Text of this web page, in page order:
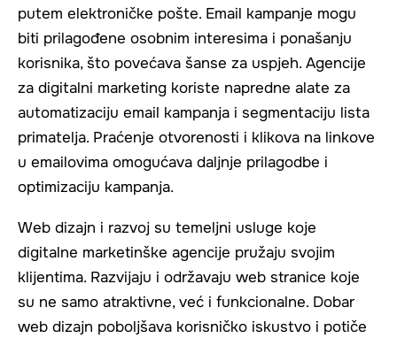
putem elektroničke pošte. Email kampanje mogu
biti prilagođene osobnim interesima i ponašanju
korisnika, što povećava šanse za uspjeh. Agencije
za digitalni marketing koriste napredne alate za
automatizaciju email kampanja i segmentaciju lista
primatelja. Praćenje otvorenosti i klikova na linkove
u emailovima omogućava daljnje prilagodbe i
optimizaciju kampanja.
Web dizajn i razvoj su temeljni usluge koje
digitalne marketinške agencije pružaju svojim
klijentima. Razvijaju i održavaju web stranice koje
su ne samo atraktivne, već i funkcionalne. Dobar
web dizajn poboljšava korisničko iskustvo i potiče